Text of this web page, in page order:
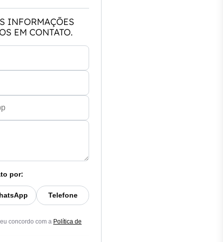
INFORMAÇÕES
EM CONTATO.
por:
Telefone
concordo com a Política de